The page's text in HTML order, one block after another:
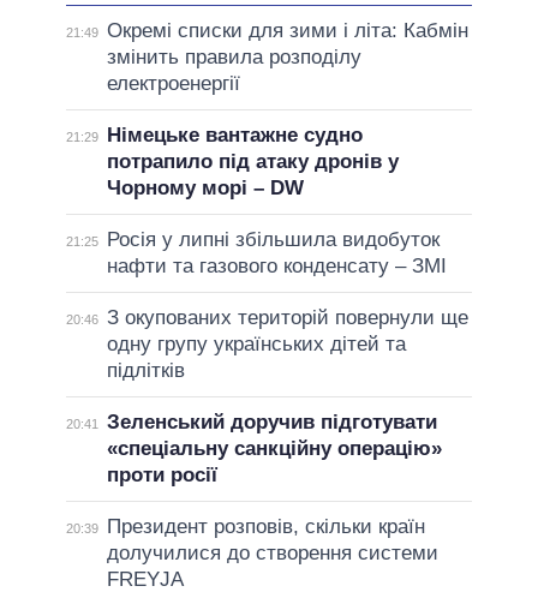
21:49 Окремі списки для зими і літа: Кабмін
змінить правила розподілу
електроенергії
21:29
Німецьке вантажне судно
потрапило під атаку дронів у
Чорному морі – DW
21:25
Росія у липні збільшила видобуток
нафти та газового конденсату – ЗМІ
20:46 З окупованих територій повернули ще
одну групу українських дітей та
підлітків
20:41
Зеленський доручив підготувати
«спеціальну санкційну операцію»
проти росії
20:39
Президент розповів, скільки країн
долучилися до створення системи
FREYJA